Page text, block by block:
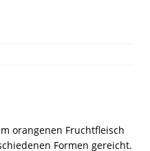
orangenen Fruchtfleisch
Formen gereicht.